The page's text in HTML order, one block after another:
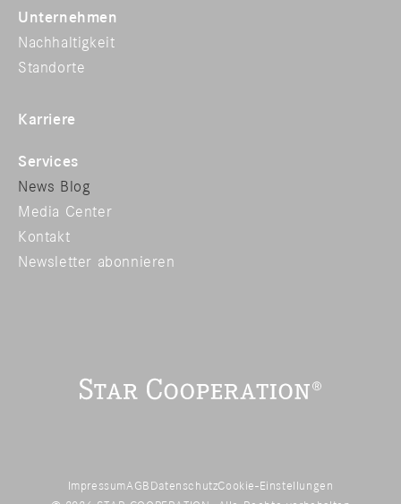
Unternehmen
Nachhaltigkeit
Standorte
Karriere
Services
News Blog
Media Center
Kontakt
Newsletter abonnieren
ImpressumAGB DatenschutzCookie-Einstellungen